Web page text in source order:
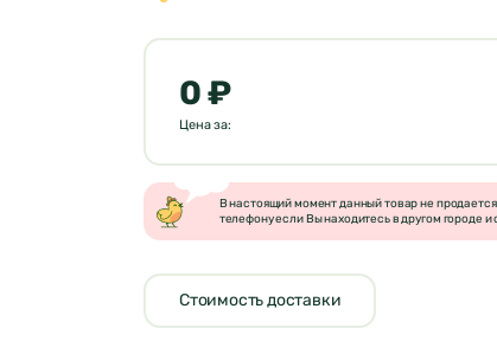
0 ₽
Цена за:
В настоящий момент данный товар не
телефону если Вы находитесь в другом городе и
Стоимость доставки